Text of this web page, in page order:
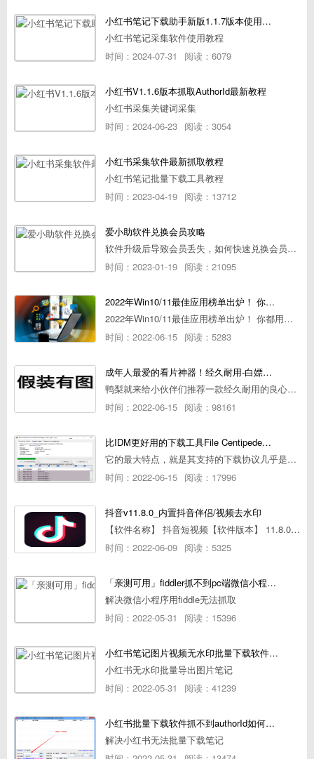
小红书笔记下载助手新版1.1.7版本使用教程
小红书笔记采集软件使用教程
时间：2024-07-31
阅读：6079
小红书V1.1.6版本抓取AuthorId最新教程
小红书采集关键词采集
时间：2024-06-23 阅读：3054
小红书采集软件最新抓取教程
小红书笔记批量下载工具教程
时间：2023-04-19 阅读：13712
爱小助软件兑换会员攻略
软件升级后导致会员丢失，如何快速兑换会员详细攻略
时间：2023-01-19 阅读：21095
2022年Win10/11最佳应用榜单出炉！ 你都用过几个？
2022年Win10/11最佳应用榜单出炉！ 你都用过几个？
时间：2022-06-15 阅读：5283
成年人最爱的看片神器！经久耐用-白嫖全网资源
鸭梨就来给小伙伴们推荐一款经久耐用的良心播放器，资源齐全无广告，可以放心使用~
时间：2022-06-15 阅读：98161
比IDM更好用的下载工具File Centipede文件蜈蚣-秒杀迅雷-直接飞起！
它的最大特点，就是其支持的下载协议几乎是市面上最全面的，包括HTTP/FTP、BT种子、磁力链接，m3u8流任务（AES-128解密）。
时间：2022-06-15 阅读：17996
抖音v11.8.0_内置抖音伴侣/视频去水印
【软件名称】 抖音短视频【软件版本】 11.8.0【软件大小】 83.74M【是否Root】不需要【测试机型】PCML10 [oppo Reno Ace]【文字介绍】 抖音短视频app是一款很有意思娱
时间：2022-06-09 阅读：5325
「亲测可用」fiddler抓不到pc端微信小程序包解决方案
解决微信小程序用fiddle无法抓取
时间：2022-05-31
阅读：15396
小红书笔记图片视频无水印批量下载软件使用教程
小红书无水印批量导出图片笔记
时间：2022-05-31
阅读：41239
小红书批量下载软件抓不到authorId如何解决
解决小红书无法批量下载笔记